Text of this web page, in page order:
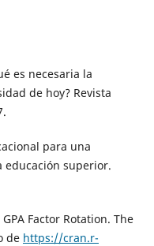
es necesaria la
de hoy? Revista
para una
educación superior.
Factor Rotation. The
de https://cran.r-